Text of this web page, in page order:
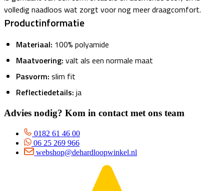
volledig naadloos wat zorgt voor nog meer draagcomfort.
Productinformatie
Materiaal: 100% polyamide
Maatvoering: valt als een normale maat
Pasvorm: slim fit
Reflectiedetails: ja
Advies nodig? Kom in contact met ons team
0182 61 46 00
06 25 269 966
webshop@dehardloopwinkel.nl